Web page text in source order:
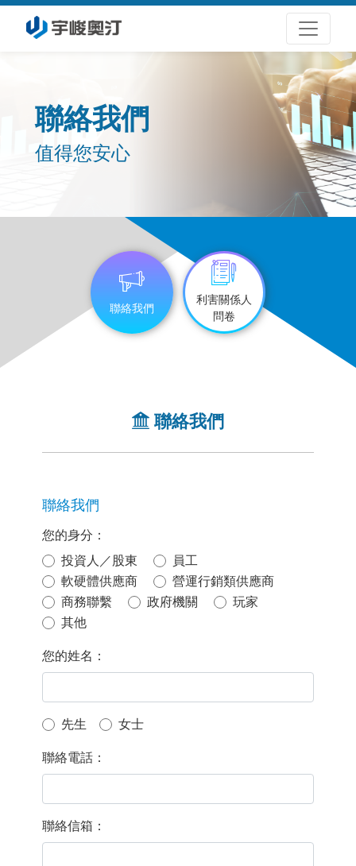
聯絡我們
值得您安心
聯絡我們
利害關係人
問卷
聯絡我們
聯絡我們
您的身分：
投資人／股東
員工
軟硬體供應商
營運行銷類供應商
商務聯繫
政府機關
玩家
其他
您的姓名：
先生 女士
聯絡電話：
聯絡信箱：